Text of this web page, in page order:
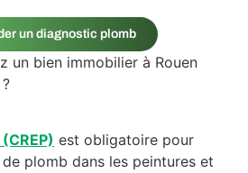
un diagnostic plomb
un bien immobilier à Rouen
est obligatoire pour
plomb dans les peintures et